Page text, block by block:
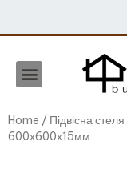
Home / Підвісна стеля
600х600х15мм